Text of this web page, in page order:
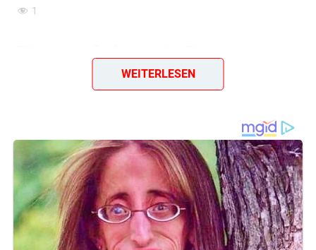
1
Eiernudeln mit Butter
und Käse
Ein einfaches & geniales Rezept aus dem Jahr 1988
Diese Zutaten brauchen wir…
400 g Mehl
4 Eier
WEITERLESEN